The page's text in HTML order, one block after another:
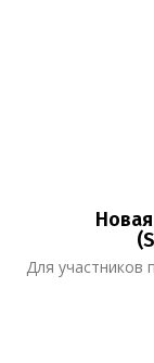
Для участников